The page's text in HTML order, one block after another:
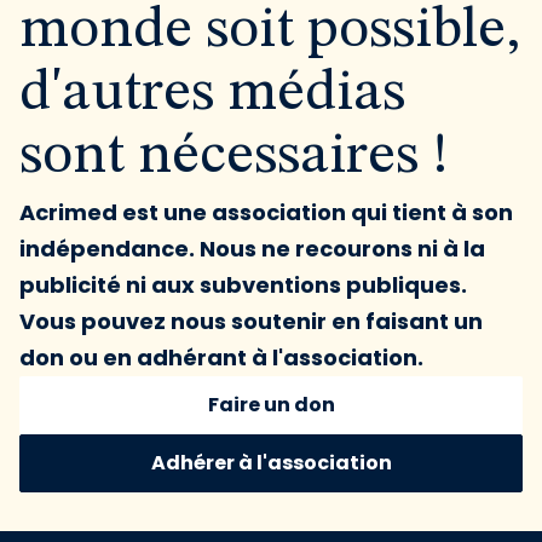
monde soit possible,
d'autres médias
sont nécessaires !
Acrimed est une association qui tient à son
indépendance. Nous ne recourons ni à la
publicité ni aux subventions publiques.
Vous pouvez nous soutenir en faisant un
don ou en adhérant à l'association.
Faire un don
Adhérer à l'association